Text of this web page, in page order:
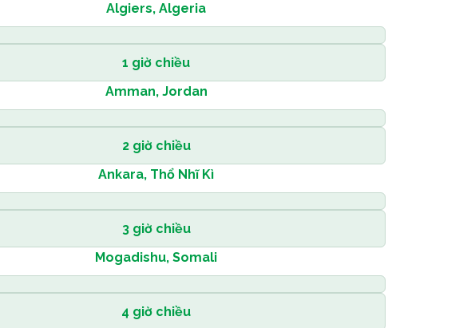
Algiers, Algeria
1 giờ chiều
Amman, Jordan
2 giờ chiều
Ankara, Thổ Nhĩ Kì
3 giờ chiều
Mogadishu, Somali
4 giờ chiều